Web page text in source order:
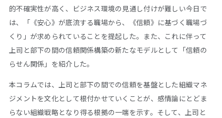
的不確実性が高く、ビジネス環境の見通し付けが難しい今日で
は、「《安心》が底流する職場から、《信頼》に基づく職場づ
くり」が求められていることを提起した。また、これに伴って
上司と部下の間の信頼関係構築の新たなモデルとして「信頼の
らせん関係」を紹介した。
本コラムでは、上司と部下の間での信頼を基盤とした組織マネ
ジメントを文化として根付かせていくことが、感情論にとどま
らない組織戦略となり得る根拠の一端を示す。そして、上司と